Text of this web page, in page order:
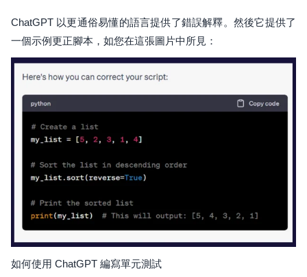
ChatGPT 以更通俗易懂的語言提供了錯誤解釋。然後它提供了
一個示例更正腳本，如您在這張圖片中所見：
如何使用 ChatGPT 編寫單元測試